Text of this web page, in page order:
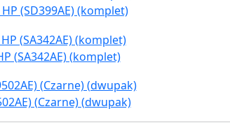
(SD399AE) (komplet)
(SA342AE) (komplet)
(Czarne) (dwupak)